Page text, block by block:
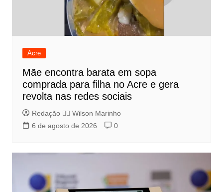
Acre
Mãe encontra barata em sopa
comprada para filha no Acre e gera
revolta nas redes sociais
Redação 👨‍⚖️​ Wilson Marinho
6 de agosto de 2026
0